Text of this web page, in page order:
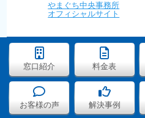
やまぐち中央事務所
オフィシャルサイト
窓口紹介 料金表
解決事例
お客様の声